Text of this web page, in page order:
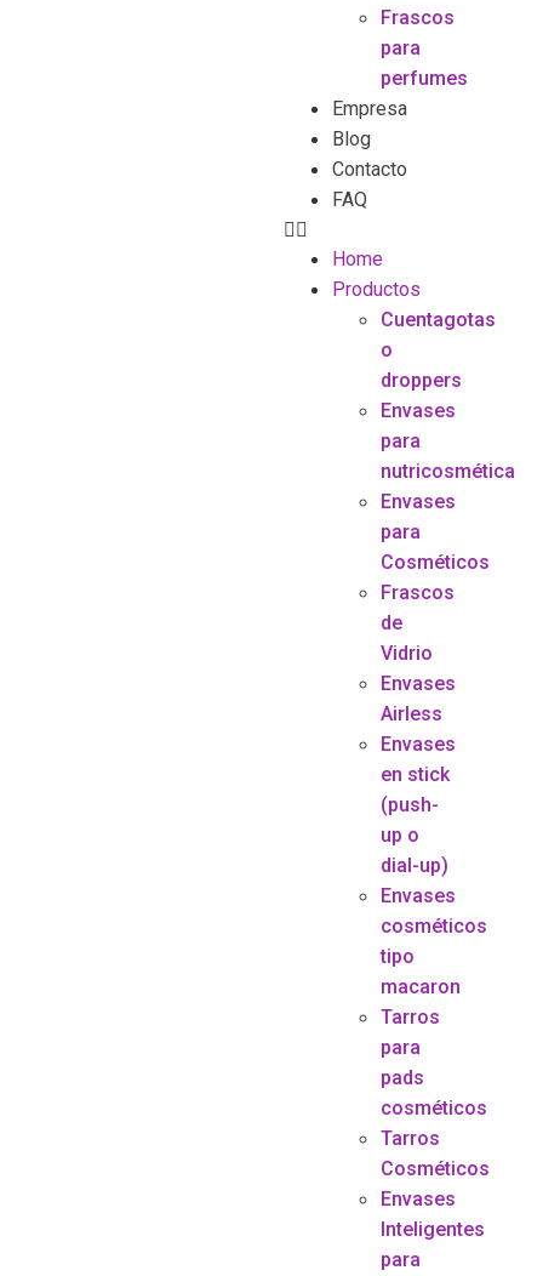
Frascos
para
perfumes
Empresa
Blog
Contacto
FAQ
Home
Productos
Cuentagotas
o
droppers
Envases
para
nutricosmética
Envases
para
Cosméticos
Frascos
de
Vidrio
Envases
Airless
Envases
en stick
(push-
up o
dial-up)
Envases
cosméticos
tipo
macaron
Tarros
para
pads
cosméticos
Tarros
Cosméticos
Envases
Inteligentes
para